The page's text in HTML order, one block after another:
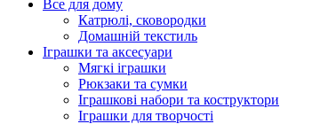
Все для дому
Катрюлі, сковородки
Домашній текстиль
Іграшки та аксесуари
Мягкі іграшки
Рюкзаки та сумки
Іграшкові набори та коструктори
Іграшки для творчості